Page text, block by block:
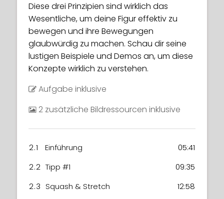
Diese drei Prinzipien sind wirklich das
Wesentliche, um deine Figur effektiv zu
bewegen und ihre Bewegungen
glaubwürdig zu machen. Schau dir seine
lustigen Beispiele und Demos an, um diese
Konzepte wirklich zu verstehen.
Aufgabe inklusive
2 zusätzliche Bildressourcen inklusive
2.1 Einführung
05:41
2.2 Tipp #1
09:35
2.3 Squash & Stretch
12:58